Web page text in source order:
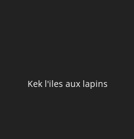
Kek l'iles aux lapins